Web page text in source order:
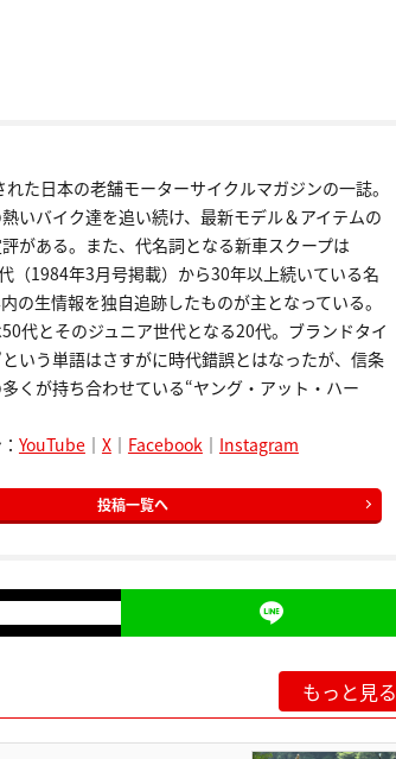
た日本の老舗モーターサイクルマガジンの一誌。
いバイク達を追い続け、最新モデル＆アイテムの
がある。また、代名詞となる新車スクープは
（1984年3月号掲載）から30年以上続いている名
の生情報を独自追跡したものが主となっている。
代とそのジュニア世代となる20代。ブランドタイ
という単語はさすがに時代錯誤とはなったが、信条
くが持ち合わせている“ヤング・アット・ハー
YouTube｜ X｜ Facebook｜ Instagram
投稿一覧へ
もっと見る